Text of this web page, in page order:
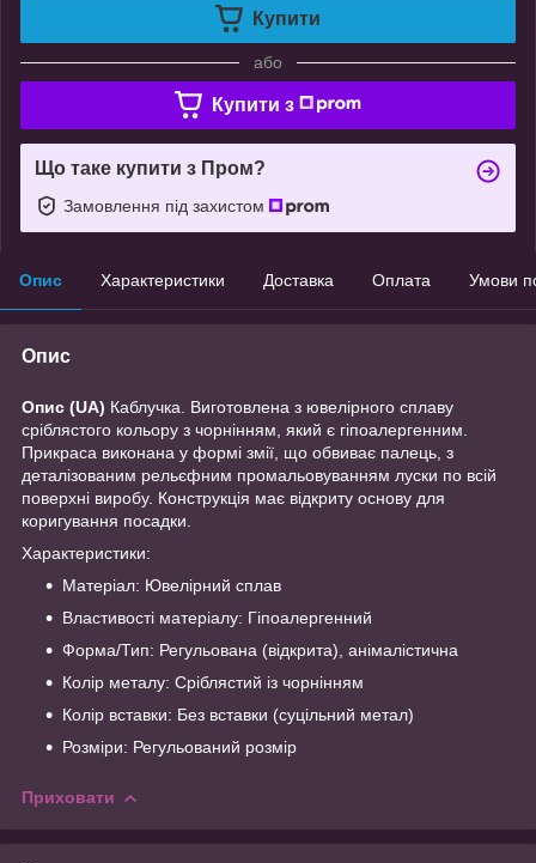
Купити
або
Купити з
Що таке купити з Пром?
Замовлення під захистом
Опис Характеристики Доставка Оплата Умови
Опис
Опис (UA) Каблучка. Виготовлена з ювелірного сплаву
сріблястого кольору з чорнінням, який є гіпоалергенним.
Прикраса виконана у формі змії, що обвиває палець, з
деталізованим рельєфним промальовуванням луски по всій
поверхні виробу. Конструкція має відкриту основу для
коригування посадки.
Характеристики:
Матеріал: Ювелірний сплав
Властивості матеріалу: Гіпоалергенний
Форма/Тип: Регульована (відкрита), анімалістична
Колір металу: Сріблястий із чорнінням
Колір вставки: Без вставки (суцільний метал)
Розміри: Регульований розмір
Приховати